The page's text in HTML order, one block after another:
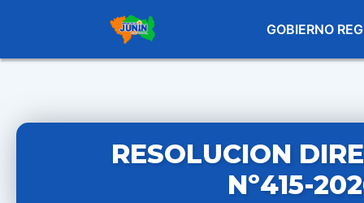
GOBIERNO
RESOLUCION
Nº415-